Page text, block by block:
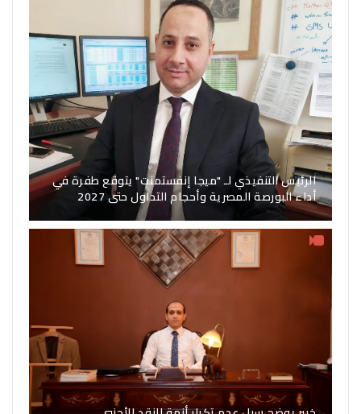
الرئيس التنفيذي لـ "ميجا إنفستمنت" يتوقع طفرة في
أداء البورصة المصرية وأحجام التداول حتى 2027